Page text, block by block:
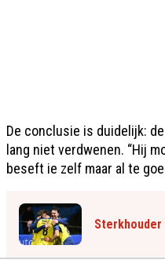
De conclusie is duidelijk:
lang niet verdwenen. “Hij
beseft ie zelf maar al te
Sterkhouder